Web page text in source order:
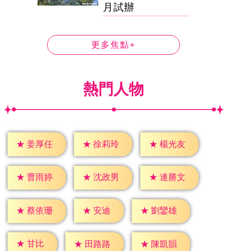
月試辦
更多焦點+
熱門人物
★ 姜厚任 ★ 徐莉玲 ★ 楊光友
★ 曹雨婷 ★ 沈政男 ★ 連勝文
★ 蔡依珊 ★ 安迪 ★ 劉鑾雄
★ 甘比 ★ 田路路 ★ 陳凱韻